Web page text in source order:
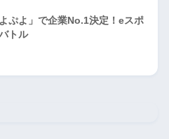
ぷよ」で企業No.1決定！eスポ
トル